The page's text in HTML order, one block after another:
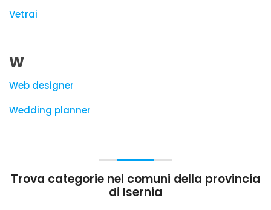
Vetrai
W
Web designer
Wedding planner
Trova categorie nei comuni della provincia
di Isernia